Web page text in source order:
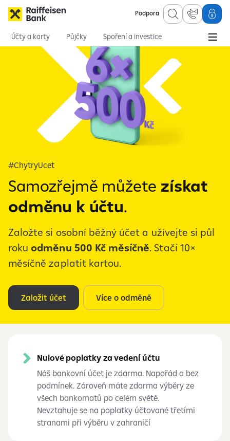
Podpora
Účty a karty Půjčky
Spoření a investice
Hypotéky
Online služby
Osobní finance
Účty a bankovnictví Běžné účty Chytrý účet
#ChytryUcet
Samozřejmě můžete získat
odměnu k účtu.
Založte si osobní běžný účet a užívejte si půl
rokuodměnu 500 Kč měsíčně. Stačí 10×
měsíčně zaplatit kartou.
Založit účet Více o odměně
Nulové poplatky za vedení účtu
Náš bankovní účet je zdarma. Napořád a bez
podmínek. Zároveň máte zdarma výběry ze
všech bankomatů po celém světě.
Nevztahuje se na poplatky účtované třetími
stranami při výběru v zahraničí